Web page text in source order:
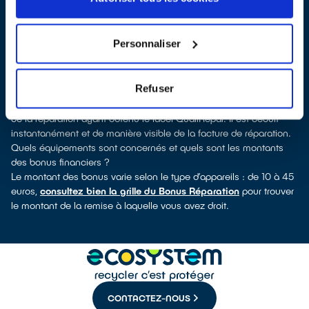
Personnaliser
Refuser
. En cliquant sur la fiche détaillée du réparateur, vous
découvrirez pour quels types d’appareils ce professionnel a
TV, smartphone, outils électriques : à chaque famille d’appareils
son réparateur spécialisé et labellisé QualiRépar.
Consulter l’annuaire
Comment bénéficier du Bonus Réparation à Valserhône ?
Le Bonus Réparation est en vigueur chez tous les professionnels
de la réparation ayant obtenu le label QualiRépar. Il est déduit
instantanément et de manière visible de la facture de réparation.
Quels équipements sont concernés et quels sont les montants
des bonus financiers ?
Le montant des bonus varie selon le type d’appareils : de 10 à 45
euros, consultez bien la grille du Bonus Réparation pour trouver
le montant de la remise à laquelle vous avez droit.
CONTACTEZ-NOUS